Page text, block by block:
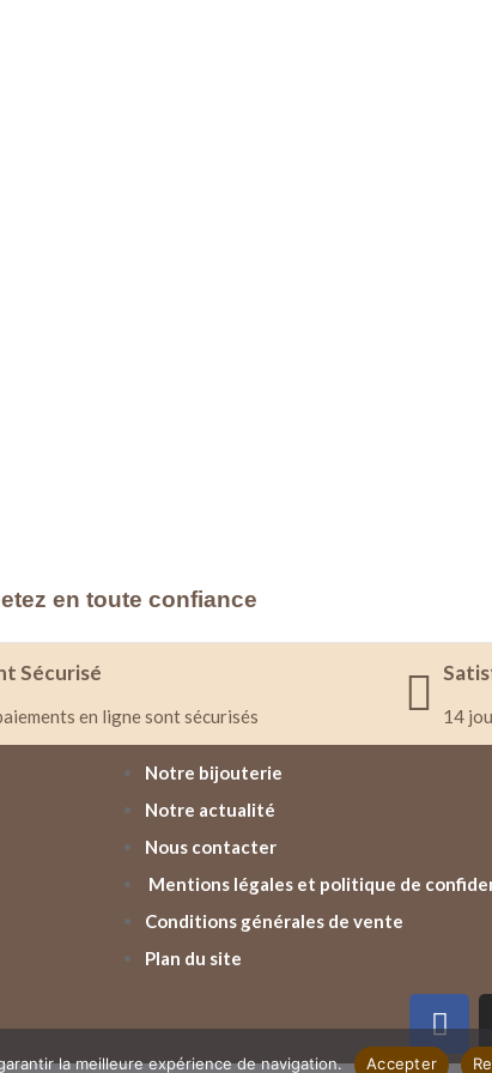
en toute confiance
Sécurisé
en ligne sont sécurisés 14
Notre bijouterie
Notre actualité
Nous contacter
Mentions légales et politique de
Conditions générales de vente
Plan du site
la meilleure expérience de navigation. Accepter